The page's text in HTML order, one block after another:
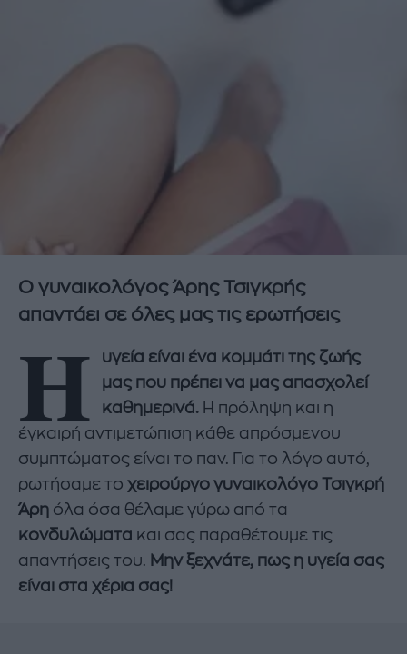
Ο γυναικολόγος Άρης Τσιγκρής
απαντάει σε όλες μας τις ερωτήσεις
Η
υγεία είναι ένα κομμάτι της ζωής
μας που πρέπει να μας απασχολεί
καθημερινά. Η πρόληψη και η
έγκαιρή αντιμετώπιση κάθε απρόσμενου
συμπτώματος είναι το παν. Για το λόγο αυτό,
ρωτήσαμε το χειρούργο γυναικολόγο Τσιγκρή
Άρη όλα όσα θέλαμε γύρω από τα
κονδυλώματα και σας παραθέτουμε τις
απαντήσεις του. Μην ξεχνάτε, πως η υγεία σας
είναι στα χέρια σας!